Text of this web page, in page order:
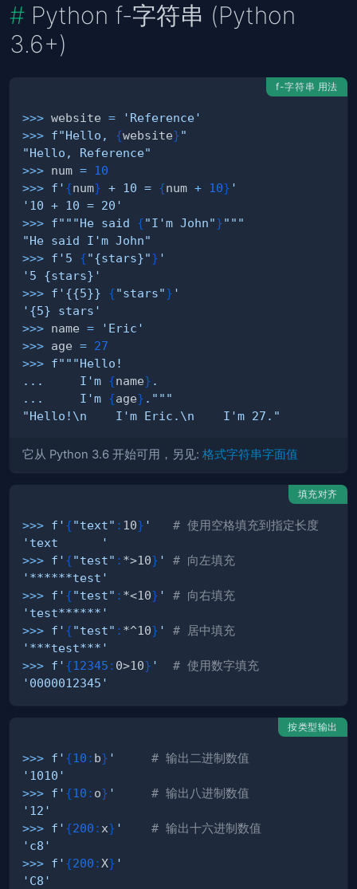
Python f-字符串 (Python
3.6+)
f-字符串 用法
>>> website =
'Reference'
>>> f"Hello, {website}"
"Hello, Reference"
>>> num = 10
>>> f' {num} + 10 = {num + 10} '
'10 + 10 = 20'
>>> f"""He said {"I'm John"}"""
"He said I'm John"
>>> f'5 {"{stars}"} '
'5 {stars}'
>>> f'{{5}} {"stars"} '
'{5} stars'
>>> name =
'Eric'
>>> age = 27
>>>
...     I'm {name}
...     I'm {age} ."""
"Hello!\n    I'm Eric.\n    I'm 27."
它从 Python 3.6 开始可用，另见: 格式字符串字面值
填充对齐
>>> f' {"text" : 10} '
# 使用空格填充到指定长度
'text      '
>>> f' {"test" : *>10} '
# 向左填充
'******test'
>>> f' {"test" : *<10} '
# 向右填充
'test******'
>>> f' {"test" : *^10} '
# 居中填充
'***test***'
>>> f' {12345 : 0>10} '
# 使用数字填充
'0000012345'
按类型输出
>>> f' {10 : b} '
# 输出二进制数值
'1010'
>>> f' {10 : o} '
# 输出八进制数值
'12'
>>> f' {200 : x} '
# 输出十六进制数值
'c8'
>>> f' {200 : X} '
'C8'